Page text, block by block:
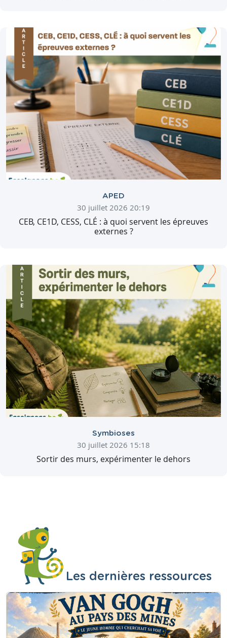
APED
30 juillet 2026 20:19
CEB, CE1D, CESS, CLÉ : à quoi servent les épreuves
externes ?
Symbioses
30 juillet 2026 15:18
Sortir des murs, expérimenter le dehors
Les dernières ressources